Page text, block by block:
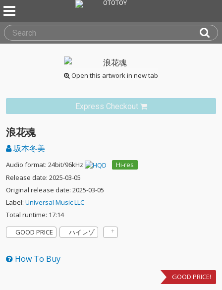
Open this artwork in new tab
Express Checkout
浪花魂
坂本冬美
Audio format: 24bit/96kHz
Hi-res
Release date: 2025-03-05
Original release date: 2025-03-05
Label: Universal Music LLC
Total runtime: 17:14
GOOD PRICE
ハイレゾ
How To Buy
GOOD PRICE!